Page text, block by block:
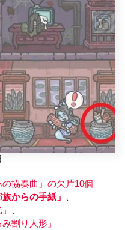
協奏曲」の欠片10個
からの手紙」
割り人形」